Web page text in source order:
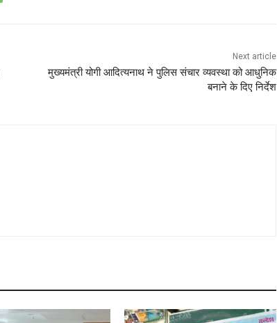
Next article
मुख्यमंत्री योगी आदित्यनाथ ने पुलिस संचार व्यवस्था को आधुनिक
बनाने के दिए निर्देश